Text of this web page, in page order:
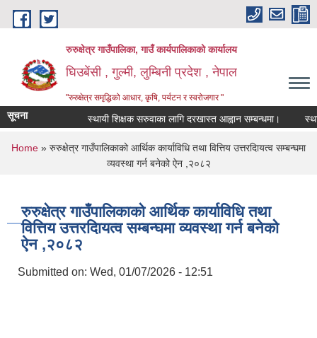
Skip to main content
रुरुक्षेत्र गाउँपालिका, गाउँ कार्यपालिकाको कार्यालय
घिउबेंसी , गुल्मी, लुम्बिनी प्रदेश , नेपाल
"रुरुक्षेत्र समृद्धिको आधार, कृषि, पर्यटन र स्वरोजगार "
सूचना स्थायी शिक्षक सरुवाका लागि दरखास्त आह्वान सम्बन्धमा। स्थायी
You are here
Home » रुरुक्षेत्र गाउँपालिकाको आर्थिक कार्याविधि तथा वित्तिय उत्तरदाियत्व सम्बन्घमा
व्यवस्था गर्न बनेको ऐन ,२०८२
रुरुक्षेत्र गाउँपालिकाको आर्थिक कार्याविधि तथा
वित्तिय उत्तरदाियत्व सम्बन्घमा व्यवस्था गर्न बनेको
ऐन ,२०८२
Submitted on: Wed, 01/07/2026 - 12:51